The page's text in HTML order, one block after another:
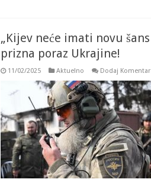
„Kijev neće imati novu
prizna poraz Ukrajine!
11/02/2025 Aktuelno Dodaj Komentar